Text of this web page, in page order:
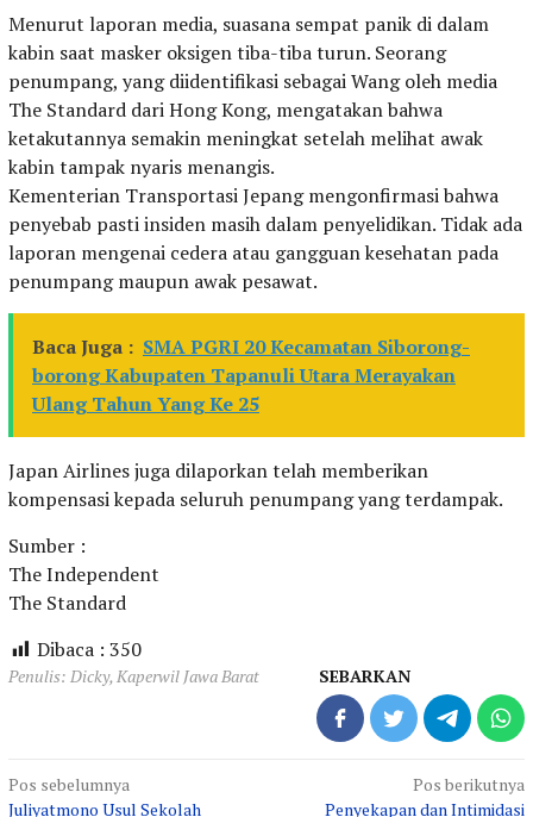
Menurut laporan media, suasana sempat panik di dalam
kabin saat masker oksigen tiba-tiba turun. Seorang
penumpang, yang diidentifikasi sebagai Wang oleh media
The Standard dari Hong Kong, mengatakan bahwa
ketakutannya semakin meningkat setelah melihat awak
kabin tampak nyaris menangis.
Kementerian Transportasi Jepang mengonfirmasi bahwa
penyebab pasti insiden masih dalam penyelidikan. Tidak ada
laporan mengenai cedera atau gangguan kesehatan pada
penumpang maupun awak pesawat.
Baca Juga : SMA PGRI 20 Kecamatan Siborong-
borong Kabupaten Tapanuli Utara Merayakan
Ulang Tahun Yang Ke 25
Japan Airlines juga dilaporkan telah memberikan
kompensasi kepada seluruh penumpang yang terdampak.
Sumber :
The Independent
The Standard
Dibaca : 350
Penulis: Dicky, Kaperwil Jawa Barat SEBARKAN
Navigasi
Pos sebelumnya
Juliyatmono Usul Sekolah
Pos berikutnya
Penyekapan dan Intimidasi